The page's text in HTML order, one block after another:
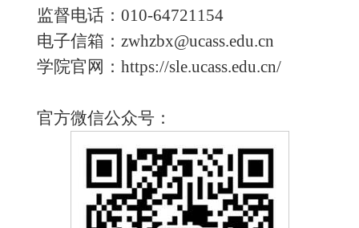
监督电话： 010-64721154
电子信箱： zwhzbx@ucass.edu.cn
学院官网： https://sle.ucass.edu.cn/
官方微信公众号：